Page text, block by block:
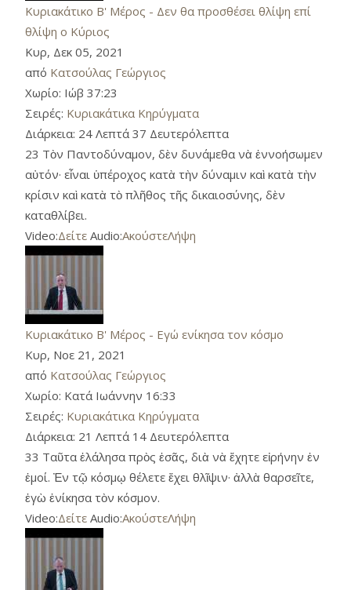
Κυριακάτικο Β' Μέρος - Δεν θα προσθέσει θλίψη επί
θλίψη ο Κύριος
Κυρ, Δεκ 05, 2021
από Κατσούλας Γεώργιος
Χωρίο: Ιώβ 37:23
Σειρές: Κυριακάτικα Κηρύγματα
Διάρκεια: 24 Λεπτά 37 Δευτερόλεπτα
23 Τὸν Παντοδύναμον, δὲν δυνάμεθα νὰ ἐννοήσωμεν
αὐτόν· εἶναι ὑπέροχος κατὰ τὴν δύναμιν καὶ κατὰ τὴν
κρίσιν καὶ κατὰ τὸ πλῆθος τῆς δικαιοσύνης, δὲν
καταθλίβει.
Video:Δείτε Audio:ΑκούστεΛήψη
Κυριακάτικο Β' Μέρος - Εγώ ενίκησα τον κόσμο
Κυρ, Νοε 21, 2021
από Κατσούλας Γεώργιος
Χωρίο: Κατά Ιωάννην 16:33
Σειρές: Κυριακάτικα Κηρύγματα
Διάρκεια: 21 Λεπτά 14 Δευτερόλεπτα
33 Ταῦτα ἐλάλησα πρὸς ἐσᾶς, διὰ νὰ ἔχητε εἰρήνην ἐν
ἐμοί. Ἐν τῷ κόσμῳ θέλετε ἔχει θλῖψιν· ἀλλὰ θαρσεῖτε,
ἐγὼ ἐνίκησα τὸν κόσμον.
Video:Δείτε Audio:ΑκούστεΛήψη